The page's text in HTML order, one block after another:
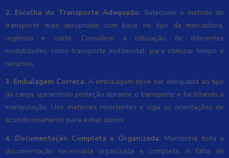
2. Escolha do Transporte Adequado: Selecione o método de
transporte mais apropriado com base no tipo de mercadoria,
urgência e custo. Considere a utilização de diferentes
modalidades, como transporte multimodal, para otimizar tempo e
recursos.
3. Embalagem Correta: A embalagem deve ser adequada ao tipo
de carga, garantindo proteção durante o transporte e facilitando a
manipulação. Use materiais resistentes e siga as orientações de
acondicionamento para evitar danos.
4. Documentação Completa e Organizada: Mantenha toda a
documentação necessária organizada e completa. A falta de